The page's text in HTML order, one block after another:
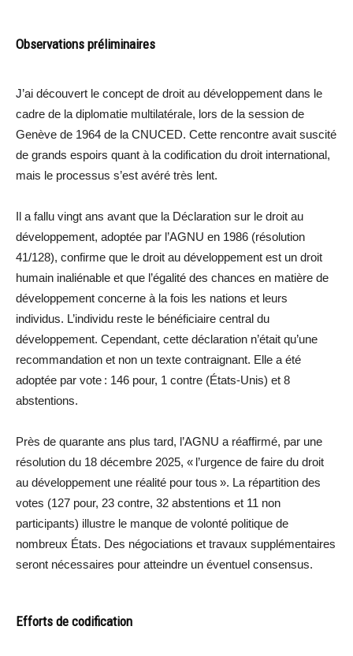
Observations préliminaires
J’ai découvert le concept de droit au développement dans le
cadre de la diplomatie multilatérale, lors de la session de
Genève de 1964 de la CNUCED. Cette rencontre avait suscité
de grands espoirs quant à la codification du droit international,
mais le processus s’est avéré très lent.
Il a fallu vingt ans avant que la Déclaration sur le droit au
développement, adoptée par l’AGNU en 1986 (résolution
41/128), confirme que le droit au développement est un droit
humain inaliénable et que l’égalité des chances en matière de
développement concerne à la fois les nations et leurs
individus. L’individu reste le bénéficiaire central du
développement. Cependant, cette déclaration n’était qu’une
recommandation et non un texte contraignant. Elle a été
adoptée par vote : 146 pour, 1 contre (États-Unis) et 8
abstentions.
Près de quarante ans plus tard, l’AGNU a réaffirmé, par une
résolution du 18 décembre 2025, « l’urgence de faire du droit
au développement une réalité pour tous ». La répartition des
votes (127 pour, 23 contre, 32 abstentions et 11 non
participants) illustre le manque de volonté politique de
nombreux États. Des négociations et travaux supplémentaires
seront nécessaires pour atteindre un éventuel consensus.
Efforts de codification